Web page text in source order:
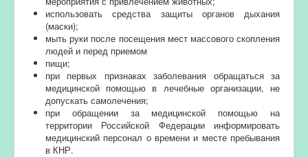
использовать средства защиты органов дыхания
(маски);
мыть руки после посещения мест массового скопления
людей и перед приемом
пищи;
при первых признаках заболевания обращаться за
медицинской помощью в лечебные организации, не
допускать самолечения;
при обращении за медицинской помощью на
территории Российской Федерации информировать
медицинский персонал о времени и месте пребывания
в КНР.